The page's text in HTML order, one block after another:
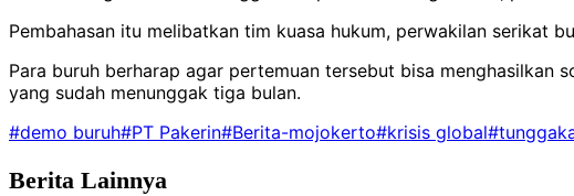
Pembahasan itu melibatkan tim kuasa hukum, perwakilan serikat
Para buruh berharap agar pertemuan tersebut bisa menghasilkan
yang sudah menunggak tiga bulan.
#demo buruh#PT Pakerin#Berita-mojokerto#krisis global
Berita Lainnya